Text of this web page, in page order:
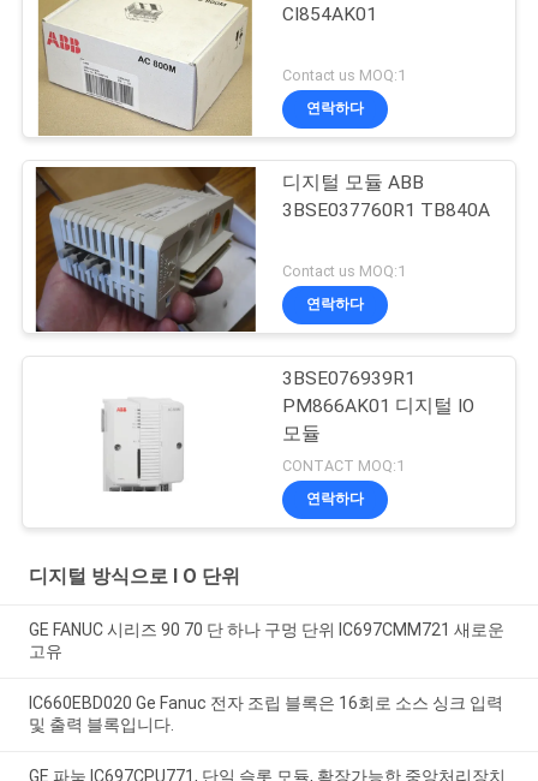
CI854AK01
Contact us MOQ:1
연락하다
디지털 모듈 ABB
3BSE037760R1 TB840A
Contact us MOQ:1
연락하다
3BSE076939R1
PM866AK01 디지털 IO
모듈
CONTACT MOQ:1
연락하다
디지털 방식으로 I O 단위
GE FANUC 시리즈 90 70 단 하나 구멍 단위 IC697CMM721 새로운
고유
IC660EBD020 Ge Fanuc 전자 조립 블록은 16회로 소스 싱크 입력
및 출력 블록입니다.
GE 파눅 IC697CPU771, 단일 슬롯 모듈, 확장가능한 중앙처리장치